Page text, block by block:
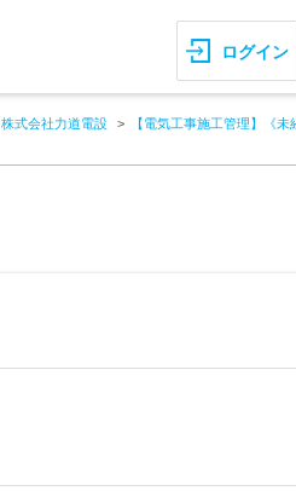
ログイン
株式会社力道電設
【電気工事施工管理】《